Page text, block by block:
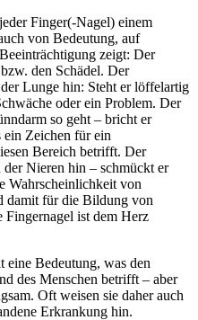
Finger(-Nagel) einem
von Bedeutung, auf
zeigt: Der
den Schädel. Der
Lunge hin: Steht er löffelartig
oder ein Problem. Der
so geht – bricht er
ein Zeichen für ein
Bereich betrifft. Der
Nieren hin – schmückt er
Wahrscheinlichkeit von
damit für die Bildung von
ist dem Herz
eine Bedeutung, was den
des Menschen betrifft – aber
Oft weisen sie daher auch
Erkrankung hin.